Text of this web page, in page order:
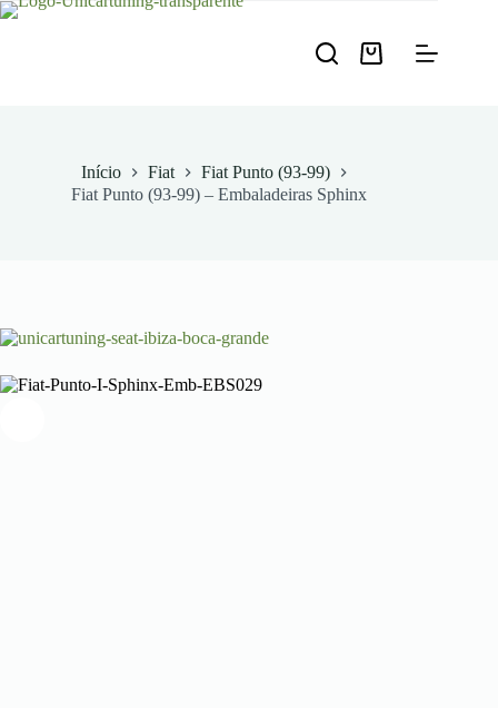
Pular
Carrinho
Início Fiat
Fiat Punto (93-99)
Fiat Punto (93-99) – Embaladeiras Sphinx